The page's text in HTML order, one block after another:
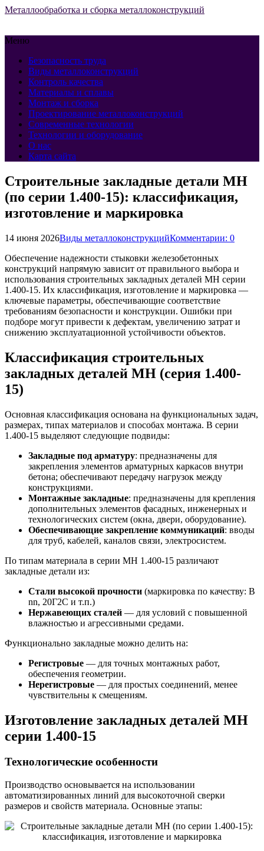
Металлообработка и сборка металлоконструкций
Меню
Безопасность труда
Виды металлоконструкций
Контроль качества
Материалы и сплавы
Монтаж и сборка
Проектирование металлоконструкций
Современные технологии
Технологии и оборудование
О нас
Карта сайта
Строительные закладные детали МН
(по серии 1.400-15): классификация,
изготовление и маркировка
14 июня 2026Виды металлоконструкцийКомментарии: 0
Обеспечение надежности стыковки железобетонных
конструкций напрямую зависит от правильного выбора и
использования строительных закладных деталей МН серии
1.400-15. Их классификация, изготовление и маркировка —
ключевые параметры, обеспечивающие соответствие
требованиям безопасности и конструкции. Ошибки при
подборе могут привести к дефектам, увеличению затрат и
снижению эксплуатационной устойчивости объектов.
Классификация строительных
закладных деталей МН (серия 1.400-
15)
Основная классификация основана на функциональных задач,
размерах, типах материалов и способах монтажа. В серии
1.400-15 выделяют следующие подвиды:
Закладные под арматуру: предназначены для
закрепления элементов арматурных каркасов внутри
бетона; обеспечивают передачу нагрузок между
конструкциями.
Монтажные закладные: предназначены для крепления
дополнительных элементов фасадных, инженерных и
технологических систем (окна, двери, оборудование).
Обеспечивающие закрепление коммуникаций: вводы
для труб, кабелей, каналов связи, электросистем.
По типам материала в серии МН 1.400-15 различают
закладные детали из:
Стали высокой прочности (маркировка по качеству: В
nn, 20Г2С и т.п.)
Нержавеющих сталей — для условий с повышенной
влажностью и агрессивными средами.
Функционально закладные можно делить на:
Регистровые — для точных монтажных работ,
обеспечения геометрии.
Нерегистровые — для простых соединений, менее
чувствительны к смещениям.
Изготовление закладных деталей МН
серии 1.400-15
Технологические особенности
Производство основывается на использовании
автоматизированных линий для высокоточной сверки
размеров и свойств материала. Основные этапы: